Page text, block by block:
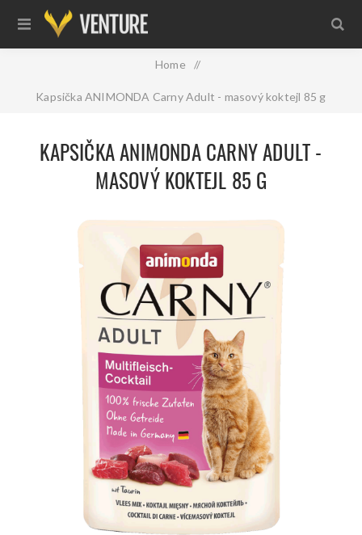
Home /
Kapsička ANIMONDA Carny Adult - masový koktejl 85 g
KAPSIČKA ANIMONDA CARNY ADULT -
MASOVÝ KOKTEJL 85 G